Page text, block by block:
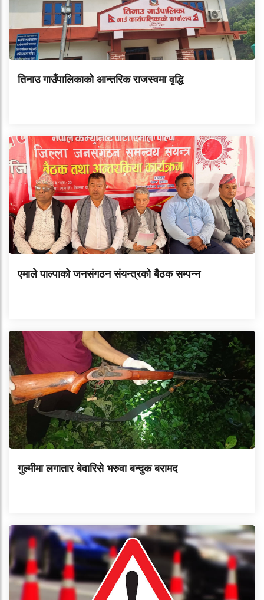
तिनाउ गाउँपालिकाको आन्तरिक राजस्वमा वृद्धि
एमाले पाल्पाको जनसंगठन संयन्त्रको बैठक सम्पन्न
गुल्मीमा लगातार बेवारिसे भरुवा बन्दुक बरामद